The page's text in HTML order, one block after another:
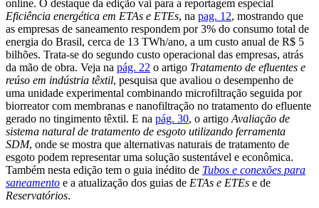
online. O destaque da edição vai para a reportagem especial
Eficiência energética em ETAs e ETEs, na pag. 12, mostrando que
as empresas de saneamento respondem por 3% do consumo total de
energia do Brasil, cerca de 13 TWh/ano, a um custo anual de R$ 5
bilhões. Trata-se do segundo custo operacional das empresas, atrás
da mão de obra. Veja na pág. 22 o artigo Tratamento de efluentes e
reúso em indústria têxtil, pesquisa que avaliou o desempenho de
uma unidade experimental combinando microfiltração seguida por
biorreator com membranas e nanofiltração no tratamento do efluente
gerado no tingimento têxtil. E na pág. 30, o artigo Avaliação de
sistema natural de tratamento de esgoto utilizando ferramenta
SDM, onde se mostra que alternativas naturais de tratamento de
esgoto podem representar uma solução sustentável e econômica.
Também nesta edição tem o guia inédito de Tubos e conexões para
saneamento e a atualização dos guias de ETAs e ETEs e de
Reservatórios.